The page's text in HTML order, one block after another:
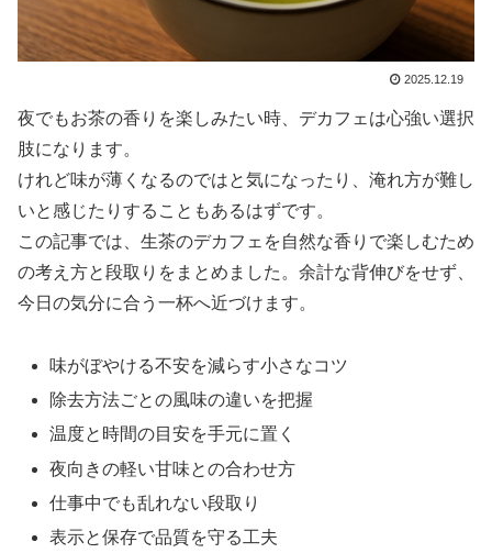
2025.12.19
夜でもお茶の香りを楽しみたい時、デカフェは心強い選択
肢になります。
けれど味が薄くなるのではと気になったり、淹れ方が難し
いと感じたりすることもあるはずです。
この記事では、生茶のデカフェを自然な香りで楽しむため
の考え方と段取りをまとめました。余計な背伸びをせず、
今日の気分に合う一杯へ近づけます。
味がぼやける不安を減らす小さなコツ
除去方法ごとの風味の違いを把握
温度と時間の目安を手元に置く
夜向きの軽い甘味との合わせ方
仕事中でも乱れない段取り
表示と保存で品質を守る工夫